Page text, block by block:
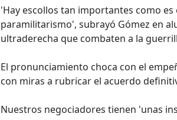
'Hay escollos tan importantes como
paramilitarismo', subrayó Gómez en
ultraderecha que combaten a la
El pronunciamiento choca con el
con miras a rubricar el acuerdo
Nuestros negociadores tienen 'unas